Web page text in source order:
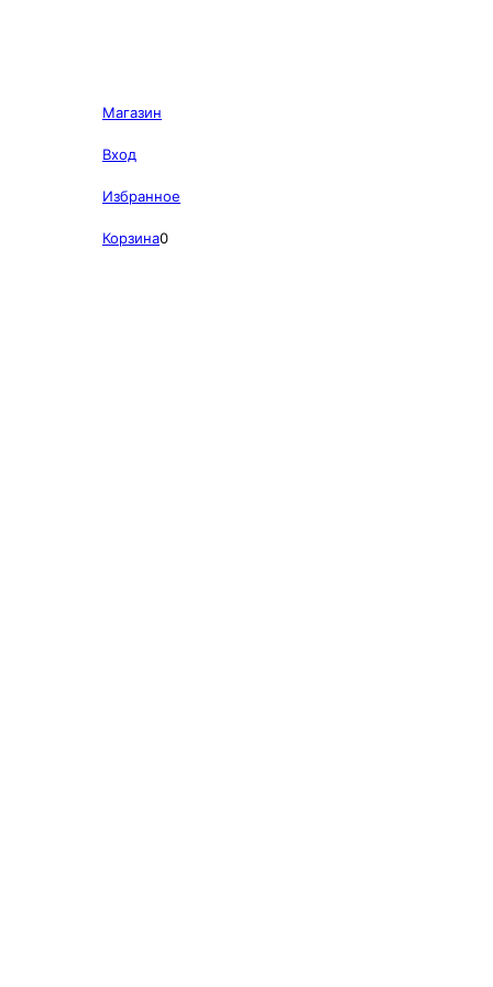
Магазин
Вход
Избранное
Корзина0